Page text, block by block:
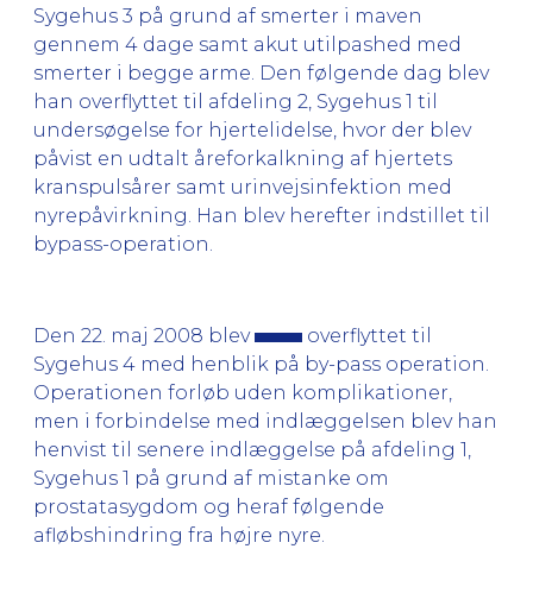
Sygehus 3 på grund af smerter i maven
gennem 4 dage samt akut utilpashed med
smerter i begge arme. Den følgende dag blev
han overflyttet til afdeling 2, Sygehus 1 til
undersøgelse for hjertelidelse, hvor der blev
påvist en udtalt åreforkalkning af hjertets
kranspulsårer samt urinvejsinfektion med
nyrepåvirkning. Han blev herefter indstillet til
bypass-operation.
Den 22. maj 2008 blev
overflyttet til
Sygehus 4 med henblik på by-pass operation.
Operationen forløb uden komplikationer,
men i forbindelse med indlæggelsen blev han
henvist til senere indlæggelse på afdeling 1,
Sygehus 1 på grund af mistanke om
prostatasygdom og heraf følgende
afløbshindring fra højre nyre.